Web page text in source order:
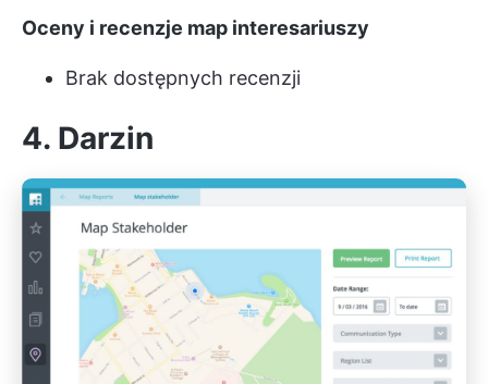
Oceny i recenzje map interesariuszy
Brak dostępnych recenzji
4. Darzin